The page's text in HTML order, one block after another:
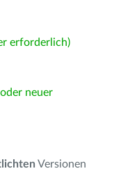
erforderlich)
neuer
Versionen